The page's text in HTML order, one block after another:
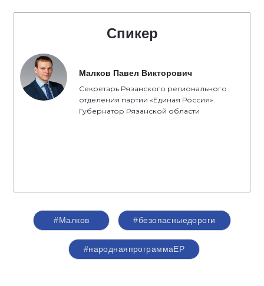
Спикер
Малков Павел Викторович
Секретарь Рязанского регионального
отделения партии «Единая Россия».
Губернатор Рязанской области
#Малков #безопасныедороги
#народнаяпрограммаЕР